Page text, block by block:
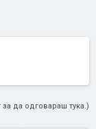
да одговараш тука.)